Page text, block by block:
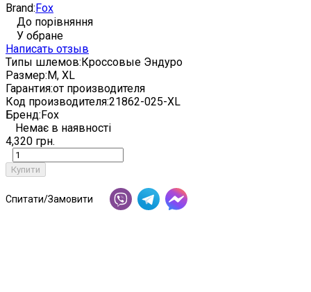
Brand:Fox
До порівняння
У обране
Написать отзыв
Типы шлемов:Кроссовые Эндуро
Размер:M, XL
Гарантия:от производителя
Код производителя:21862-025-XL
Бренд:Fox
Немає в наявності
4,320 грн.
Купити
Спитати/Замовити